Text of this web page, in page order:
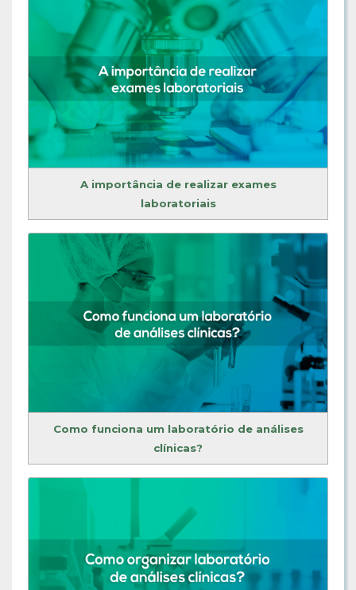
A importância de realizar exames
laboratoriais
Como funciona um laboratório de análises
clínicas?